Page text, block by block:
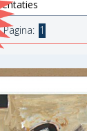
Pagina: 1